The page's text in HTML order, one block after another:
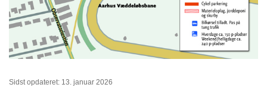
Sidst opdateret: 13. januar 2026